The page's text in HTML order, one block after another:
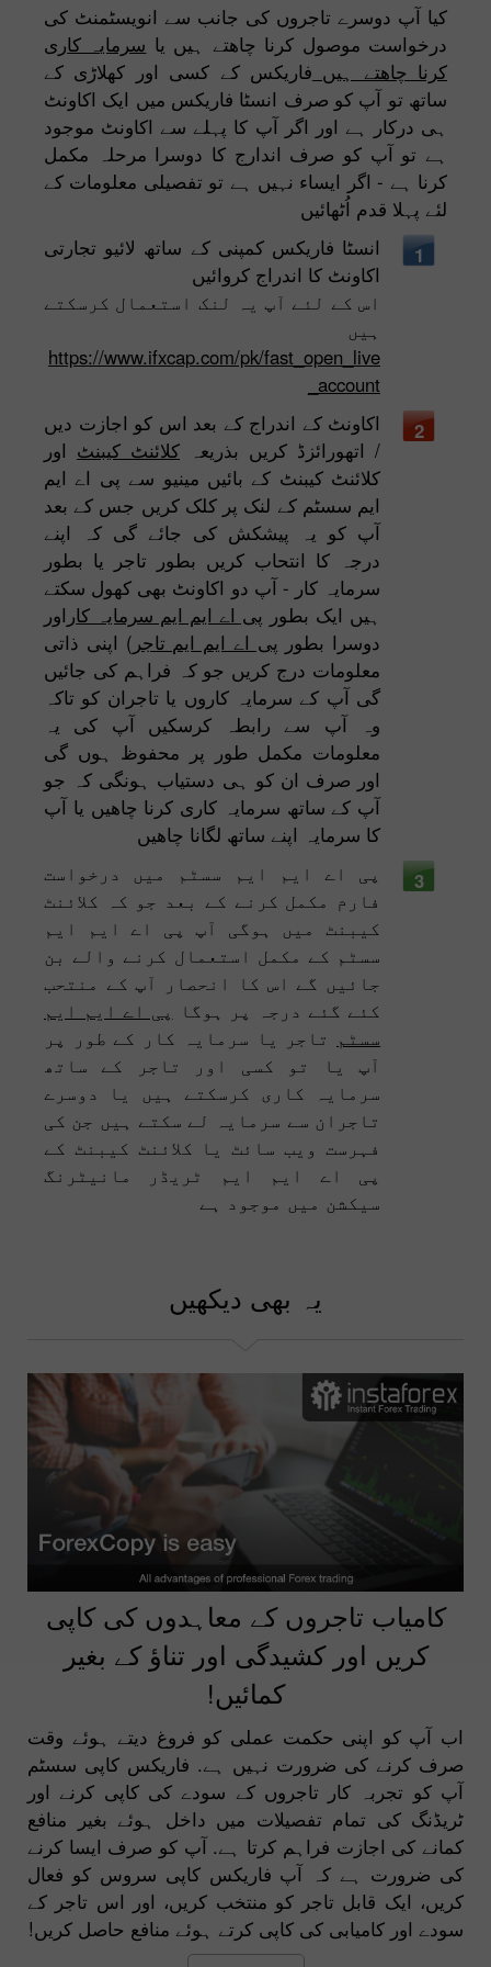
کیا آپ دوسرے تاجروں کی جانب سے انویسٹمنٹ کی
درخواست موصول کرنا چاھتے ہیں یا سرمایہ کاری
کرنا چاھتے ہیں فاریکس کے کسی اور کھلاڑی کے
ساتھ تو آپ کو صرف انسٹا فاریکس میں ایک اکاونٹ
ہی درکار ہے اور اگر آپ کا پہلے سے اکاونٹ موجود
ہے تو آپ کو صرف اندارج کا دوسرا مرحلہ مکمل
کرنا ہے - اگر ایساء نہیں ہے تو تفصیلی معلومات کے
لئے پہلا قدم اُٹھائیں
1
انسٹا فاریکس کمپنی کے ساتھ لائیو تجارتی
اکاونٹ کا اندراج کروائیں
اس کے لئے آپ یہ لنک استعمال کرسکتے
ہیں
https://www.ifxcap.com/pk/fast_open_live
_account
2
اکاونٹ کے اندراج کے بعد اس کو اجازت دیں
/ اتھورائزڈ کریں بذریعہ کلائنٹ کیبنٹ اور
کلائنٹ کیبنٹ کے بائیں مینیو سے پی اے ایم
ایم سسٹم کے لنک پر کلک کریں جس کے بعد
آپ کو یہ پیشکش کی جائے گی کہ اپنے
درجہ کا انتحاب کریں بطور تاجر یا بطور
سرمایہ کار - آپ دو اکاونٹ بھی کھول سکتے
ہیں ایک بطور پی اے ایم ایم سرمایہ کار اور
دوسرا بطور پی اے ایم ایم تاجر ) اپنی ذاتی
معلومات درج کریں جو کہ فراہم کی جائیں
گی آپ کے سرمایہ کاروں یا تاجران کو تاکہ
وہ آپ سے رابطہ کرسکیں آپ کی یہ
معلومات مکمل طور پر محفوظ ہوں گی
اور صرف ان کو ہی دستیاب ہونگی کہ جو
آپ کے ساتھ سرمایہ کاری کرنا چاھیں یا آپ
کا سرمایہ اپنے ساتھ لگانا چاھیں
3
پی اے ایم ایم سسٹم میں درخواست
فارم مکمل کرنے کے بعد جو کہ کلائنٹ
کیبنٹ میں ہوگی آپ پی اے ایم ایم
سسٹم کے مکمل استعمال کرنے والے بن
جائیں گے اس کا انحصار آپ کے منتحب
کئے گئے درجہ پر ہوگا
پی اے ایم ایم
سسٹم تاجر یا سرمایہ کار کے طور پر
آپ یا تو کسی اور تاجر کے ساتھ
سرمایہ کاری کرسکتے ہیں یا دوسرے
تاجران سے سرمایہ لے سکتے ہیں جن کی
فہرست ویب سائٹ یا کلائنٹ کیبنٹ کے
پی اے ایم ایم ٹریڈر مانیٹرنگ
سیکشن میں موجود ہے
یہ بھی دیکھیں
کامیاب تاجروں کے معاہدوں کی کاپی
کریں اور کشیدگی اور تناؤ کے بغیر
کمائیں!
اب آپ کو اپنی حکمت عملی کو فروغ دیتے ہوئے وقت
صرف کرنے کی ضرورت نہیں ہے. فاریکس کاپی سسٹم
آپ کو تجربہ کار تاجروں کے سودے کی کاپی کرنے اور
ٹریڈنگ کی تمام تفصیلات میں داخل ہوئے بغیر منافع
کمانے کی اجازت فراہم کرتا ہے. آپ کو صرف ایسا کرنے
کی ضرورت ہے کہ آپ فاریکس کاپی سروس کو فعال
کریں، ایک قابل تاجر کو منتخب کریں، اور اس تاجر کے
سودے اور کامیابی کی کاپی کرتے ہوئے منافع حاصل کریں!